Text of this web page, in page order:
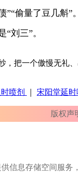
偷量了豆几斛
刘三”。
把一个傲慢无礼
喷剂 宋阳堂延时
版权声
信息存储空间服务